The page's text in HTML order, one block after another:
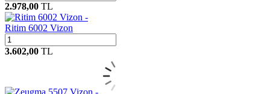
2.978,00 TL
Ritim 6002 Vizon
3.602,00 TL